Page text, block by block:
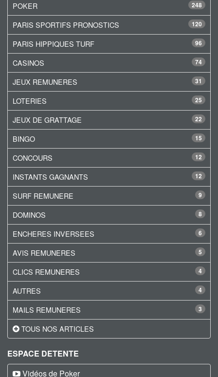
248
POKER
120
PARIS SPORTIFS PRONOSTICS
96
PARIS HIPPIQUES TURF
74
CASINOS
31
JEUX REMUNERES
25
LOTERIES
22
JEUX DE GRATTAGE
15
BINGO
12
CONCOURS
12
INSTANTS GAGNANTS
9
SURF REMUNERE
8
DOMINOS
6
ENCHERES INVERSEES
5
AVIS REMUNERES
4
CLICS REMUNERES
4
AUTRES
3
MAILS REMUNERES
TOUS NOS ARTICLES
ESPACE DETENTE
Vidéos de Poker